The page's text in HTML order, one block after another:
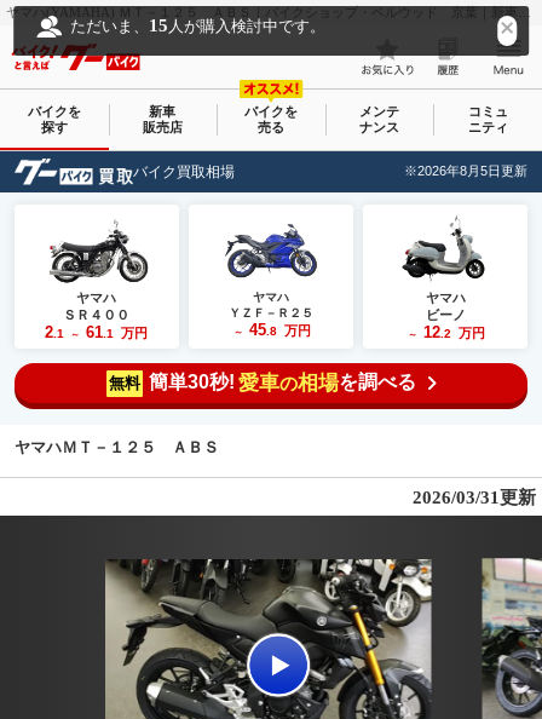
ヤマハ(YAMAHA) ＭＴ－１２５ ＡＢＳ｜バイクショップ・ベルウッド 京葉｜新車・中古バイクなら【グーバイク(GooBike)】
ただいま、 15 人が購入検討中です。
バイクを
探す
新車
販売店
バイクを
売る
メンテ
ナンス
コミュ
ニティ
バイク買取相場 ※2026年8月5日更新
ヤマハ
ＳＲ４００
2 .1 ～ 61 .1 万円
ヤマハ
ＹＺＦ－Ｒ２５
～ 45.8 万円
ヤマハ
ビーノ
～ 12.2 万円
無料 簡単30秒! 愛車の相場を調べる
ヤマハＭＴ－１２５ ＡＢＳ
2026/03/31更新